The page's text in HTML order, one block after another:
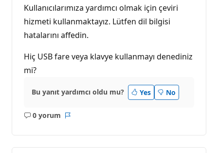
Kullanıcılarımıza yardımcı olmak için çeviri
hizmeti kullanmaktayız. Lütfen dil bilgisi
hatalarını affedin.
Hiç USB fare veya klavye kullanmayı denediniz
mi?
Bu yanıt yardımcı oldu mu? Yes No
0 yorum
Açıklama